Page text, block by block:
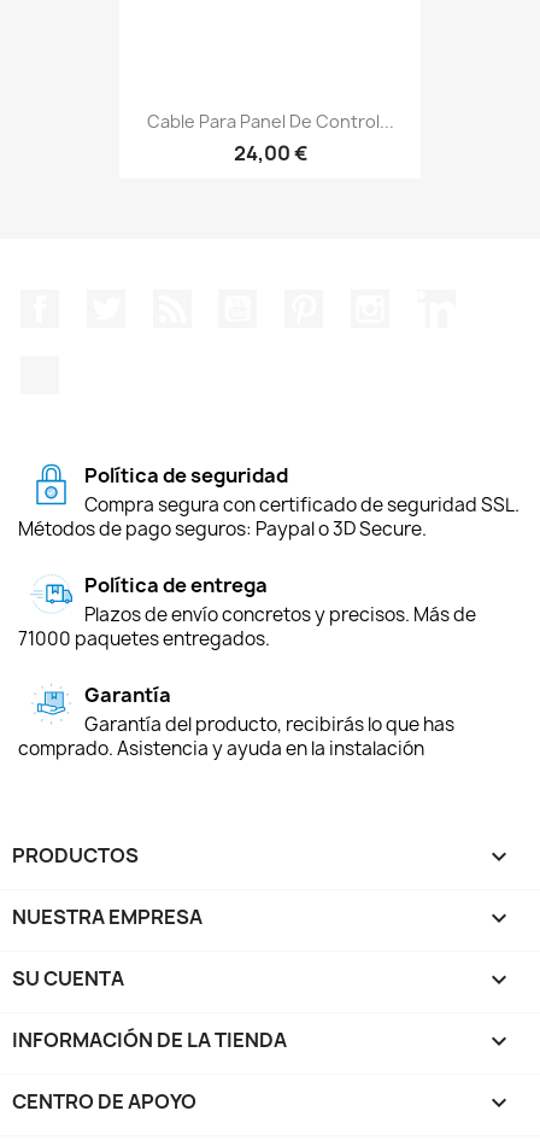
Cable Para Panel De Control...
24,00 €
Política de seguridad
Compra segura con certificado de seguridad SSL.
Métodos de pago seguros: Paypal o 3D Secure.
Política de entrega
Plazos de envío concretos y precisos. Más de
71000 paquetes entregados.
Garantía
Garantía del producto, recibirás lo que has
comprado. Asistencia y ayuda en la instalación
PRODUCTOS 
NUESTRA EMPRESA 
SU CUENTA 
INFORMACIÓN DE LA TIENDA keyboard_arrow_down
CENTRO DE APOYO 